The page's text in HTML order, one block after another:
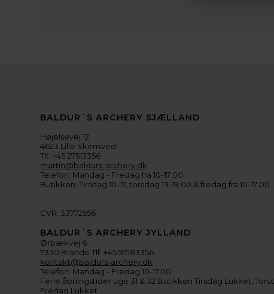
BALDUR´S ARCHERY SJÆLLAND
Højelsevej 12
4623 Lille Skensved
Tlf. +45 27513356
martin@baldurs-archery.dk
Telefon: Mandag - Fredag fra 10-17:00
Butikken: Tirsdag 10-17, torsdag 13-19:00 & fredag fra 10-17:00
CVR: 33772556
BALDUR´S ARCHERY JYLLAND
Ørbækvej 6
7330 Brande Tlf. +45 97183356
kontakt@baldurs-archery.dk
Telefon: Mandag - Fredag 10-17.00
Ferie åbningstider uge 31 & 32 Butikken Tirsdag Lukket,
Fredag Lukket